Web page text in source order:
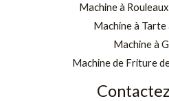
Machine à
Machine à Tarte
Machine à
Machine de Friture